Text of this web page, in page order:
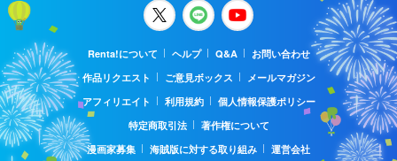
Renta!について ヘルプ Q&A
お問い合わせ
作品リクエスト
ご意見ボックス
メールマガジン
アフィリエイト
利用規約
個人情報保護ポリシー
特定商取引法
著作権について
漫画家募集
海賊版に対する取り組み 運営会社